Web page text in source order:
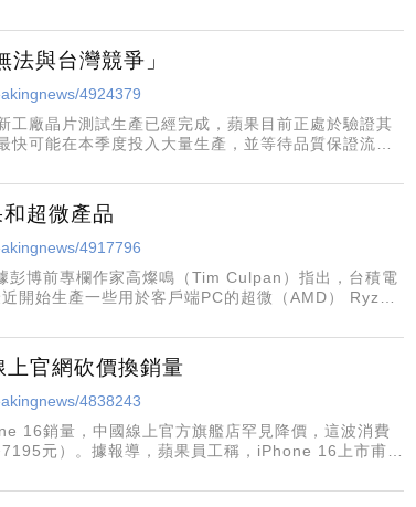
與台灣競爭」
4924379
廠晶片測試生產已經完成，蘋果目前正處於驗證其
可能在本季度投入大量生產，並等待品質保證流程
超微產品
4917796
博前專欄作家高燦鳴（Tim Culpan）指出，台積電
開始生產一些用於客戶端PC的超微（AMD） Ryzen
官網砍價換銷量
4838243
16銷量，中國線上官方旗艦店罕見降價，這波消費
元）。據報導，蘋果員工稱，iPhone 16上市甫1